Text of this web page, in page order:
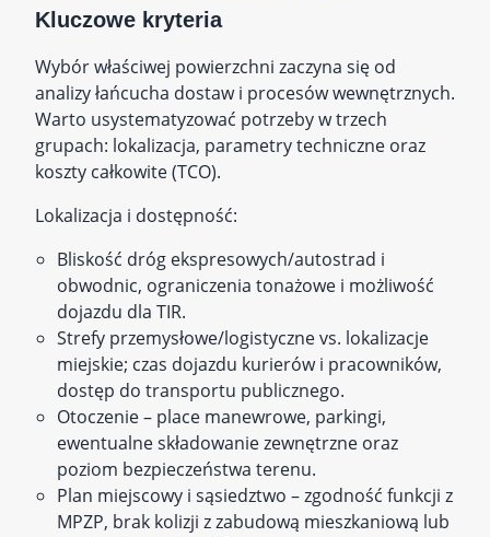
Kluczowe kryteria
Wybór właściwej powierzchni zaczyna się od
analizy łańcucha dostaw i procesów wewnętrznych.
Warto usystematyzować potrzeby w trzech
grupach: lokalizacja, parametry techniczne oraz
koszty całkowite (TCO).
Lokalizacja i dostępność:
Bliskość dróg ekspresowych/autostrad i
obwodnic, ograniczenia tonażowe i możliwość
dojazdu dla TIR.
Strefy przemysłowe/logistyczne vs. lokalizacje
miejskie; czas dojazdu kurierów i pracowników,
dostęp do transportu publicznego.
Otoczenie – place manewrowe, parkingi,
ewentualne składowanie zewnętrzne oraz
poziom bezpieczeństwa terenu.
Plan miejscowy i sąsiedztwo – zgodność funkcji z
MPZP, brak kolizji z zabudową mieszkaniową lub